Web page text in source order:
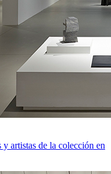
artistas de la colección en